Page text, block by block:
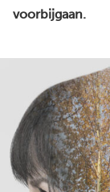
voorbijgaan.